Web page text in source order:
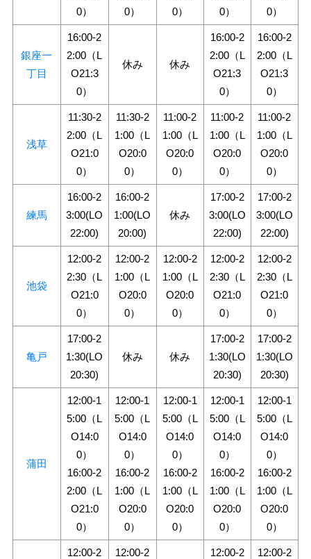
0）
0）
0）
0）
0）
銀座一
丁目
16:00-2
2:00（L
O21:3
0）
休み 休み
16:00-2
2:00（L
O21:3
0）
16:00-2
2:00（L
O21:3
0）
浅草
11:30-2
2:00（L
O21:0
0）
11:30-2
1:00（L
O20:0
0）
11:00-2
1:00（L
O20:0
0）
11:00-2
1:00（L
O20:0
0）
11:00-2
1:00（L
O20:0
0）
練馬
16:00-2
3:00(LO
22:00)
16:00-2
1:00(LO
20:00)
休み
17:00-2
3:00(LO
22:00)
17:00-2
3:00(LO
22:00)
池袋
12:00-2
2:30（L
O21:0
0）
12:00-2
1:00（L
O20:0
0）
12:00-2
1:00（L
O20:0
0）
12:00-2
2:30（L
O21:0
0）
12:00-2
2:30（L
O21:0
0）
亀戸
17:00-2
1:30(LO
20:30)
休み 休み
17:00-2
1:30(LO
20:30)
17:00-2
1:30(LO
20:30)
蒲田
12:00-1
5:00（L
O14:0
0）
16:00-2
2:00（L
O21:0
0）
12:00-1
5:00（L
O14:0
0）
16:00-2
1:00（L
O20:0
0）
12:00-1
5:00（L
O14:0
0）
16:00-2
1:00（L
O20:0
0）
12:00-1
5:00（L
O14:0
0）
16:00-2
1:00（L
O20:0
0）
12:00-1
5:00（L
O14:0
0）
16:00-2
1:00（L
O20:0
0）
12:00-2
12:00-2
12:00-2
12:00-2